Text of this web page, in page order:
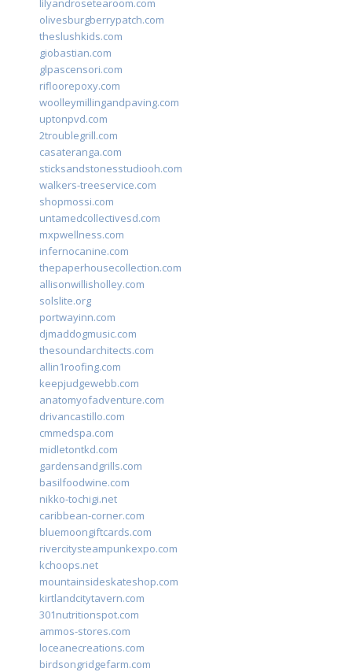
olivesburgberrypatch.com
theslushkids.com
giobastian.com
glpascensori.com
rifloorepoxy.com
woolleymillingandpaving.com
uptonpvd.com
2troublegrill.com
casateranga.com
sticksandstonesstudiooh.com
walkers-treeservice.com
shopmossi.com
untamedcollectivesd.com
mxpwellness.com
infernocanine.com
thepaperhousecollection.com
allisonwillisholley.com
solslite.org
portwayinn.com
djmaddogmusic.com
thesoundarchitects.com
allin1roofing.com
keepjudgewebb.com
anatomyofadventure.com
drivancastillo.com
cmmedspa.com
midletontkd.com
gardensandgrills.com
basilfoodwine.com
nikko-tochigi.net
caribbean-corner.com
bluemoongiftcards.com
rivercitysteampunkexpo.com
kchoops.net
mountainsideskateshop.com
kirtlandcitytavern.com
301nutritionspot.com
ammos-stores.com
loceanecreations.com
birdsongridgefarm.com